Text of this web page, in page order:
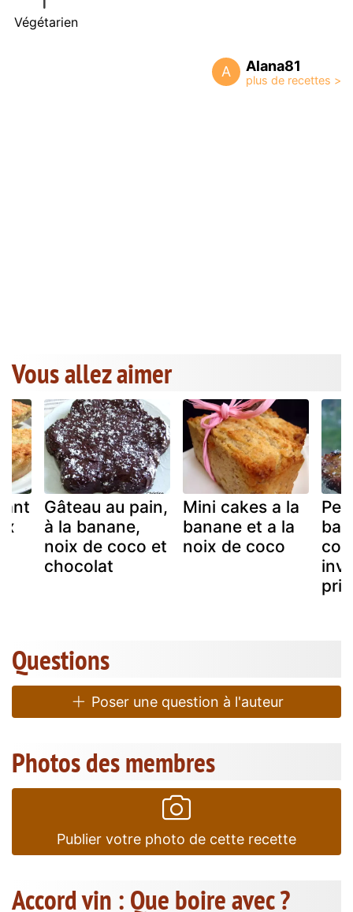
Végétarien
A Alana81
Vous allez aimer
Gâteau au pain,
à la banane,
noix de coco et
chocolat
Mini cakes a la
banane et a la
noix de coco
Questions
Poser une question à l'auteur
Photos des membres
Publier votre photo de cette recette
Accord vin : Que boire avec ?